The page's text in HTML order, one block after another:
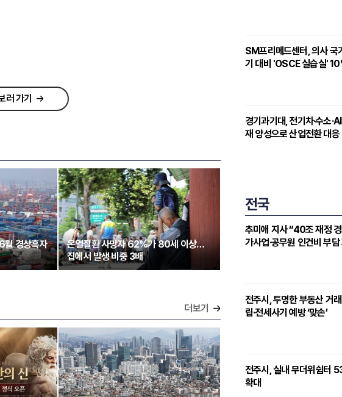
러 가기
경상흑자
온열질환 사망자 62%가 80세 이상…
집에서 발생 비중 3배
더보기
SM프리메드센터, 의사 국
기 대비 'OSCE 실습실' 10
경기과기대, 전기차·수소
재 양성으로 산업전환 대응
전국
추미애 지사 “40조 재정
가사업·공무원 인건비 부담
전주시, 투명한 부동산 거
립·전세사기 예방 ‘맞손’
전주시, 실내 무더위쉼터
확대